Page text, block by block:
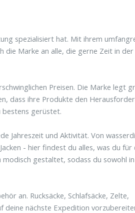
spezialisiert hat. Mit ihrem
Marke an alle, die gerne Zeit in
Preisen. Die Marke legt
dass ihre Produkte den
gerüstet.
Jahreszeit und Aktivität. Von
- hier findest du alles, was du für
gestaltet, sodass du sowohl
an. Rucksäcke, Schlafsäcke, Zelte,
deine nächste Expedition